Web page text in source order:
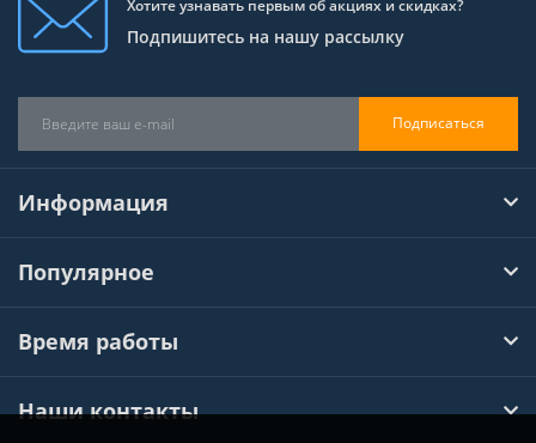
Хотите узнавать первым об акциях и скидках?
Подпишитесь на нашу рассылку
Подписаться
Информация
Популярное
Время работы
Наши контакты